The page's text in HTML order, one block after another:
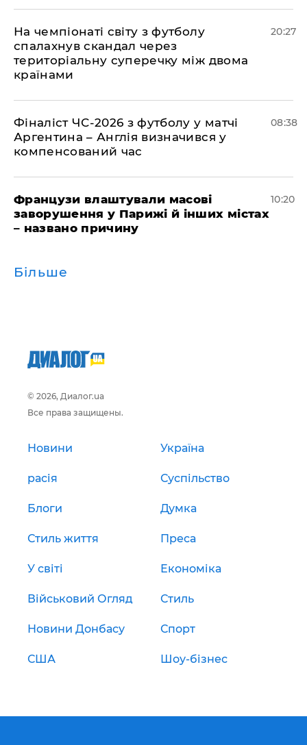
​На чемпіонаті світу з футболу
спалахнув скандал через
територіальну суперечку між двома
країнами
20:27
Фіналіст ЧС-2026 з футболу у матчі
Аргентина – Англія визначився у
компенсований час
08:38
Французи влаштували масові
заворушення у Парижі й інших містах
– названо причину
10:20
Більше
© 2026, Диалог.ua
Все права защищены.
Новини Україна
расія Суспільство
Блоги Думка
Стиль життя Преса
У світі Економіка
Військовий Огляд Стиль
Новини Донбасу Спорт
США Шоу-бізнес